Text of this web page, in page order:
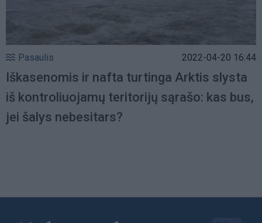
Pasaulis 2022-04-20 16:44
Iškasenomis ir nafta turtinga Arktis slysta
iš kontroliuojamų teritorijų sąrašo: kas bus,
jei šalys nebesitars?